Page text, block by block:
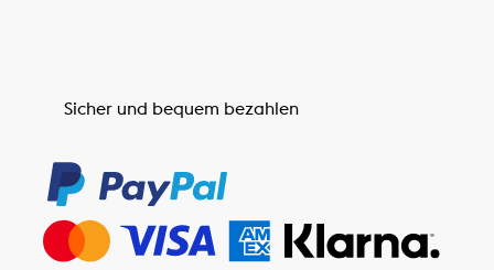
Sicher und bequem bezahlen